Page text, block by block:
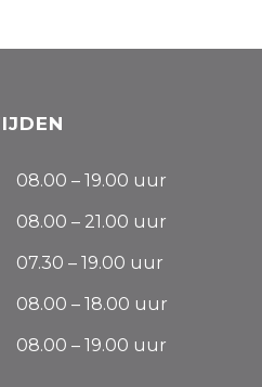
08.00 – 19.00 uur
08.00 – 21.00 uur
07.30 – 19.00 uur
08.00 – 18.00 uur
08.00 – 19.00 uur